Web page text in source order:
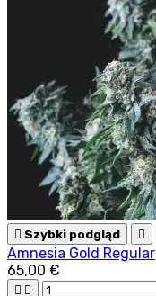
 Szybki podgląd 
Amnesia Gold Regular
65,00 €
 